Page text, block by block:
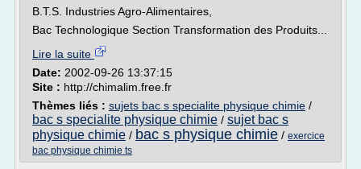
B.T.S. Industries Agro-Alimentaires,
Bac Technologique Section Transformation des Produits...
Lire la suite
Date: 2002-09-26 13:37:15
Site : http://chimalim.free.fr
Thèmes liés : sujets bac s specialite physique chimie /
bac s specialite physique chimie / sujet bac s
physique chimie / bac s physique chimie / exercice
bac physique chimie ts